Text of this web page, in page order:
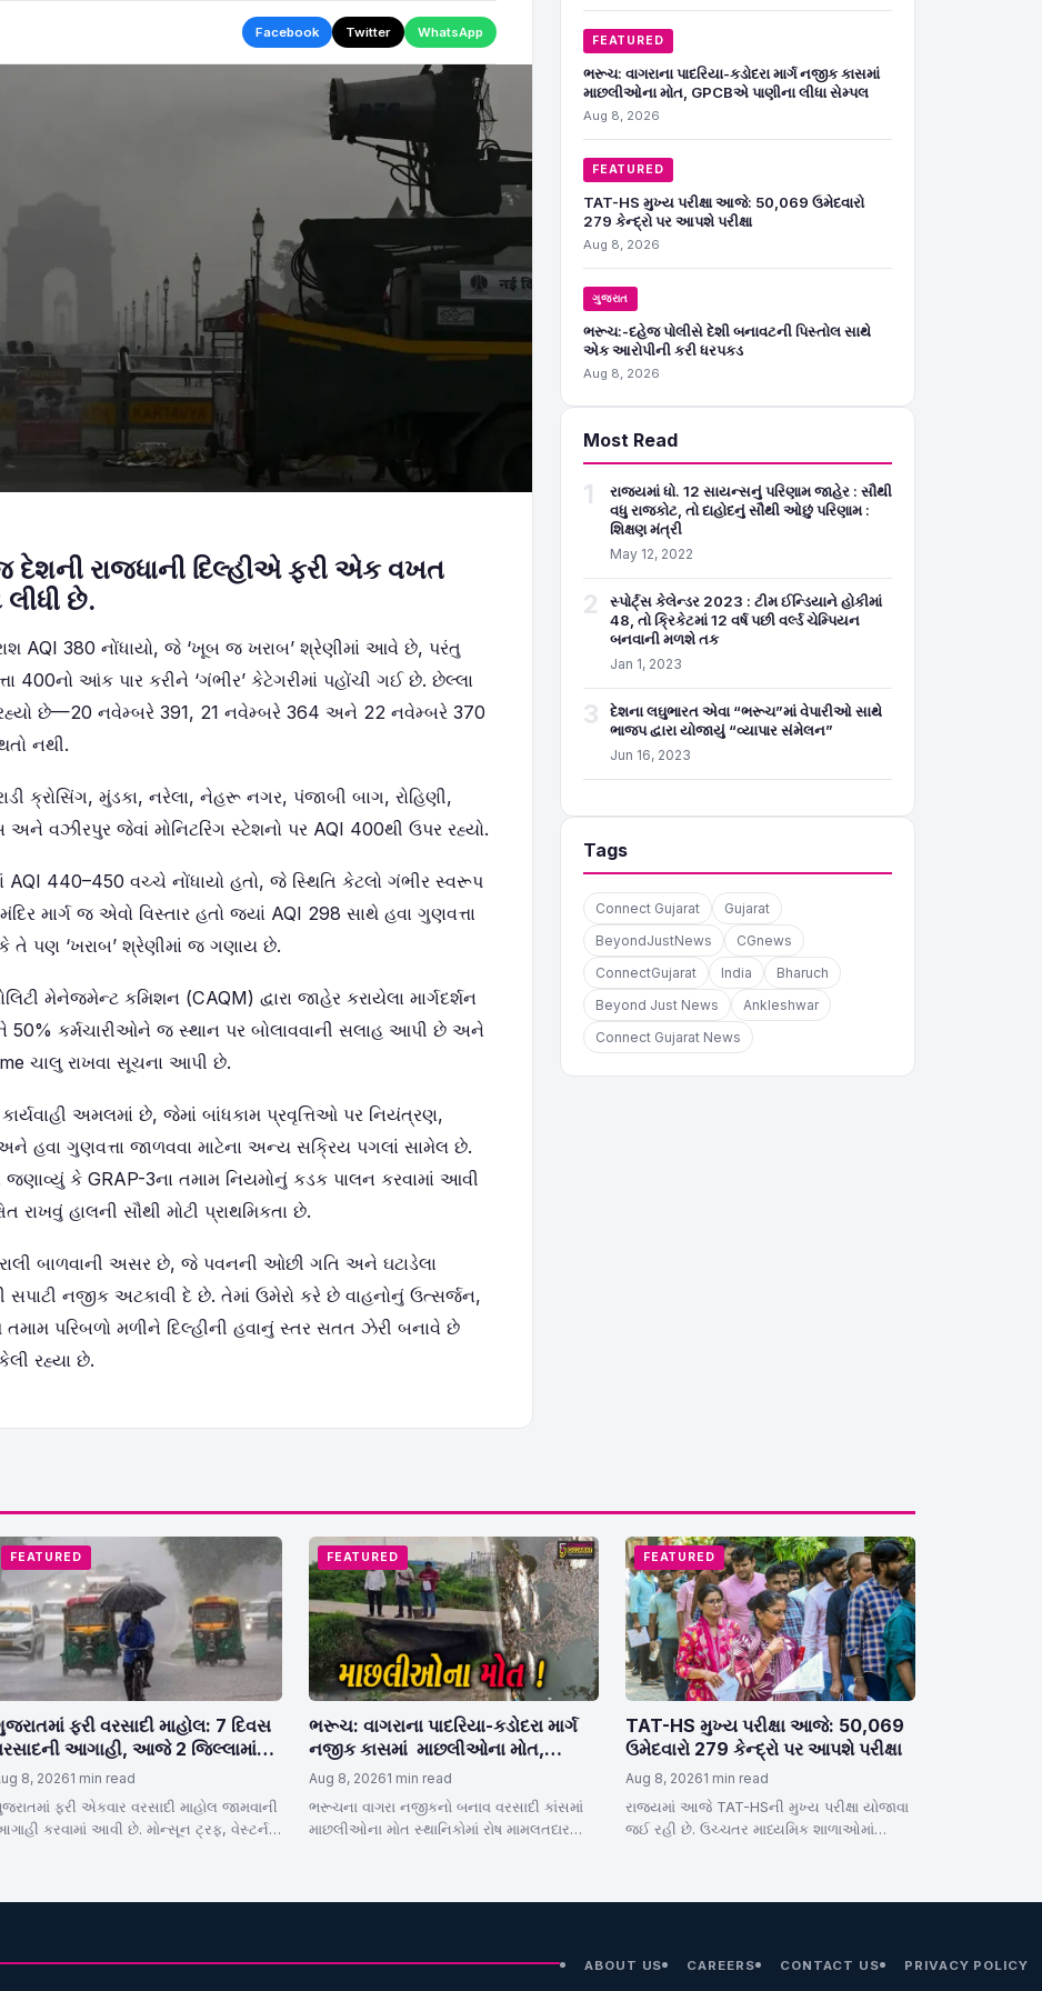
Facebook Twitter WhatsApp
રાજધાની દિલ્હીએ ફરી એક વખત
છે.
AQI 380 નોંધાયો, જે ‘ખૂબ જ ખરાબ’ શ્રેણીમાં આવે છે, પરંતુ
400નો આંક પાર કરીને ‘ગંભીર’ કેટેગરીમાં પહોંચી ગઈ છે. છેલ્લા
છે—20 નવેમ્બરે 391, 21 નવેમ્બરે 364 અને 22 નવેમ્બરે 370
નથી.
ક્રોસિંગ, મુંડકા, નરેલા, નેહરૂ નગર, પંજાબી બાગ, રોહિણી,
અને વઝીરપુર જેવાં મોનિટરિંગ સ્ટેશનો પર AQI 400થી ઉપર રહ્યો.
AQI 440–450 વચ્ચે નોંધાયો હતો, જે સ્થિતિ કેટલો ગંભીર સ્વરૂપ
માર્ગ જ એવો વિસ્તાર હતો જ્યાં AQI 298 સાથે હવા ગુણવત્તા
તે પણ ‘ખરાબ’ શ્રેણીમાં જ ગણાય છે.
મેનેજમેન્ટ કમિશન (CAQM) દ્વારા જાહેર કરાયેલા માર્ગદર્શન
50% કર્મચારીઓને જ સ્થાન પર બોલાવવાની સલાહ આપી છે અને
ચાલુ રાખવા સૂચના આપી છે.
અમલમાં છે, જેમાં બાંધકામ પ્રવૃત્તિઓ પર નિયંત્રણ,
અને હવા ગુણવત્તા જાળવવા માટેના અન્ય સક્રિય પગલાં સામેલ છે.
કે GRAP-3ના તમામ નિયમોનું કડક પાલન કરવામાં આવી
હાલની સૌથી મોટી પ્રાથમિકતા છે.
બાળવાની અસર છે, જે પવનની ઓછી ગતિ અને ઘટાડેલા
નજીક અટકાવી દે છે. તેમાં ઉમેરો કરે છે વાહનોનું ઉત્સર્જન,
પરિબળો મળીને દિલ્હીની હવાનું સ્તર સતત ઝેરી બનાવે છે
રહ્યા છે.
FEATURED
ભરૂચ: વાગરાના પાદરિયા-કડોદરા માર્ગ નજીક કાસમાં
માછલીઓના મોત, GPCBએ પાણીના લીધા સેમ્પલ
Aug 8, 2026
FEATURED
TAT-HS મુખ્ય પરીક્ષા આજે: 50,069 ઉમેદવારો
279 કેન્દ્રો પર આપશે પરીક્ષા
Aug 8, 2026
ગુજરાત
ભરૂચ:-દહેજ પોલીસે દેશી બનાવટની પિસ્તોલ સાથે
એક આરોપીની કરી ધરપકડ
Aug 8, 2026
Most Read
1
રાજ્યમાં ધો. 12 સાયન્સનું પરિણામ જાહેર : સૌથી
વધુ રાજકોટ, તો દાહોદનું સૌથી ઓછું પરિણામ :
શિક્ષણ મંત્રી
May 12, 2022
2
સ્પોર્ટ્સ કેલેન્ડર 2023 : ટીમ ઈન્ડિયાને હોકીમાં
48, તો ક્રિકેટમાં 12 વર્ષ પછી વર્લ્ડ ચેમ્પિયન
બનવાની મળશે તક
Jan 1, 2023
3
દેશના લઘુભારત એવા “ભરૂચ”માં વેપારીઓ સાથે
ભાજપ દ્વારા યોજાયું “વ્યાપાર સંમેલન”
Jun 16, 2023
Tags
Connect Gujarat
Gujarat
BeyondJustNews
CGnews
ConnectGujarat
India
Bharuch
Beyond Just News
Ankleshwar
Connect Gujarat News
FEATURED
ફરી વરસાદી માહોલ: 7 દિવસ
આગાહી, આજે 2 જિલ્લામાં
એલર્ટ
8, 20261 min read
ફરી એકવાર વરસાદી માહોલ જામવાની
કરવામાં આવી છે. મોન્સૂન ટ્રફ, વેસ્ટર્ન
FEATURED
ભરૂચ: વાગરાના પાદરિયા-કડોદરા માર્ગ
નજીક કાસમાં માછલીઓના મોત,
GPCBએ પાણીના લીધા સેમ્પલ
Aug 8, 20261 min read
ભરૂચના વાગરા નજીકનો બનાવ વરસાદી કાંસમાં
માછલીઓના મોત સ્થાનિકોમાં રોષ મામલતદાર
FEATURED
TAT-HS મુખ્ય પરીક્ષા આજે: 50,069
ઉમેદવારો 279 કેન્દ્રો પર આપશે પરીક્ષા
Aug 8, 20261 min read
રાજ્યમાં આજે TAT-HSની મુખ્ય પરીક્ષા યોજાવા
જઈ રહી છે. ઉચ્ચતર માધ્યમિક શાળાઓમાં
ABOUT US CAREERS CONTACT US PRIVACY POLICY